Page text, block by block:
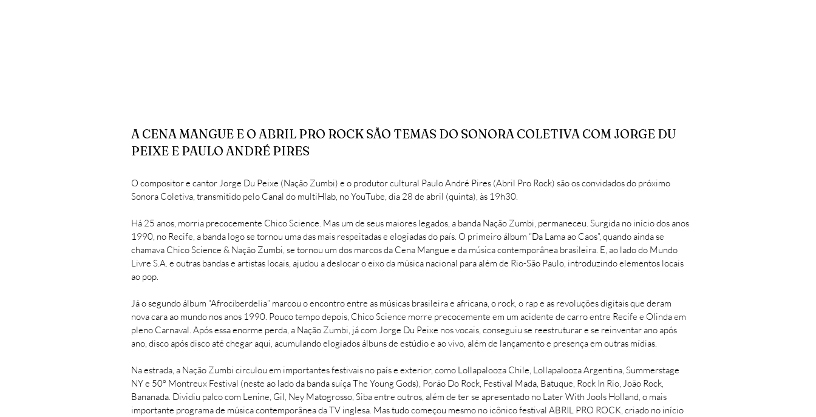
A CENA MANGUE E O ABRIL PRO ROCK SÃO TEMAS DO SONORA COLETIVA COM JORGE DU
PEIXE E PAULO ANDRÉ PIRES
O compositor e cantor Jorge Du Peixe (Nação Zumbi) e o produtor cultural Paulo André Pires (Abril Pro Rock) são os convidados do próximo
Sonora Coletiva, transmitido pelo Canal do multiHlab, no YouTube, dia 28 de abril (quinta), às 19h30.
Há 25 anos, morria precocemente Chico Science. Mas um de seus maiores legados, a banda Nação Zumbi, permaneceu. Surgida no início dos anos
1990, no Recife, a banda logo se tornou uma das mais respeitadas e elogiadas do país. O primeiro álbum “Da Lama ao Caos”, quando ainda se
chamava Chico Science & Nação Zumbi, se tornou um dos marcos da Cena Mangue e da música contemporânea brasileira. E, ao lado do Mundo
Livre S.A. e outras bandas e artistas locais, ajudou a deslocar o eixo da música nacional para além de Rio-São Paulo, introduzindo elementos locais
ao pop.
Já o segundo álbum “Afrociberdelia” marcou o encontro entre as músicas brasileira e africana, o rock, o rap e as revoluções digitais que deram
nova cara ao mundo nos anos 1990. Pouco tempo depois, Chico Science morre precocemente em um acidente de carro entre Recife e Olinda em
pleno Carnaval. Após essa enorme perda, a Nação Zumbi, já com Jorge Du Peixe nos vocais, conseguiu se reestruturar e se reinventar ano após
ano, disco após disco até chegar aqui, acumulando elogiados álbuns de estúdio e ao vivo, além de lançamento e presença em outras mídias. ​
Na estrada, a Nação Zumbi circulou em importantes festivais no país e exterior, como Lollapalooza Chile, Lollapalooza Argentina, Summerstage
NY e 50º Montreux Festival (neste ao lado da banda suíça The Young Gods), Porão Do Rock, Festival Mada, Batuque, Rock In Rio, João Rock,
Bananada. Dividiu palco com Lenine, Gil, Ney Matogrosso, Siba entre outros, além de ter se apresentado no Later With Jools Holland, o mais
importante programa de música contemporânea da TV inglesa. Mas tudo começou mesmo no icônico festival ABRIL PRO ROCK, criado no início